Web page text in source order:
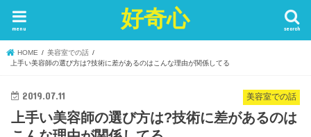
好奇心 search
menu
HOME
美容室での話
上手い美容師の選び方は?技術に差があるのはこんな理由が関係してる
美容室での話
2019.07.11
上手い美容師の選び方は?技術に差があるのは